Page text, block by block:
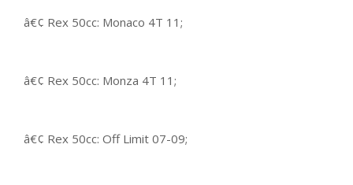
â€¢ Rex 50cc: Monaco 4T 11;
â€¢ Rex 50cc: Monza 4T 11;
â€¢ Rex 50cc: Off Limit 07-09;